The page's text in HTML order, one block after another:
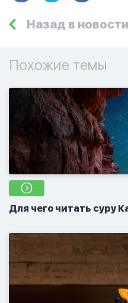
Назад в новости
Похожие темы
Для чего читать суру